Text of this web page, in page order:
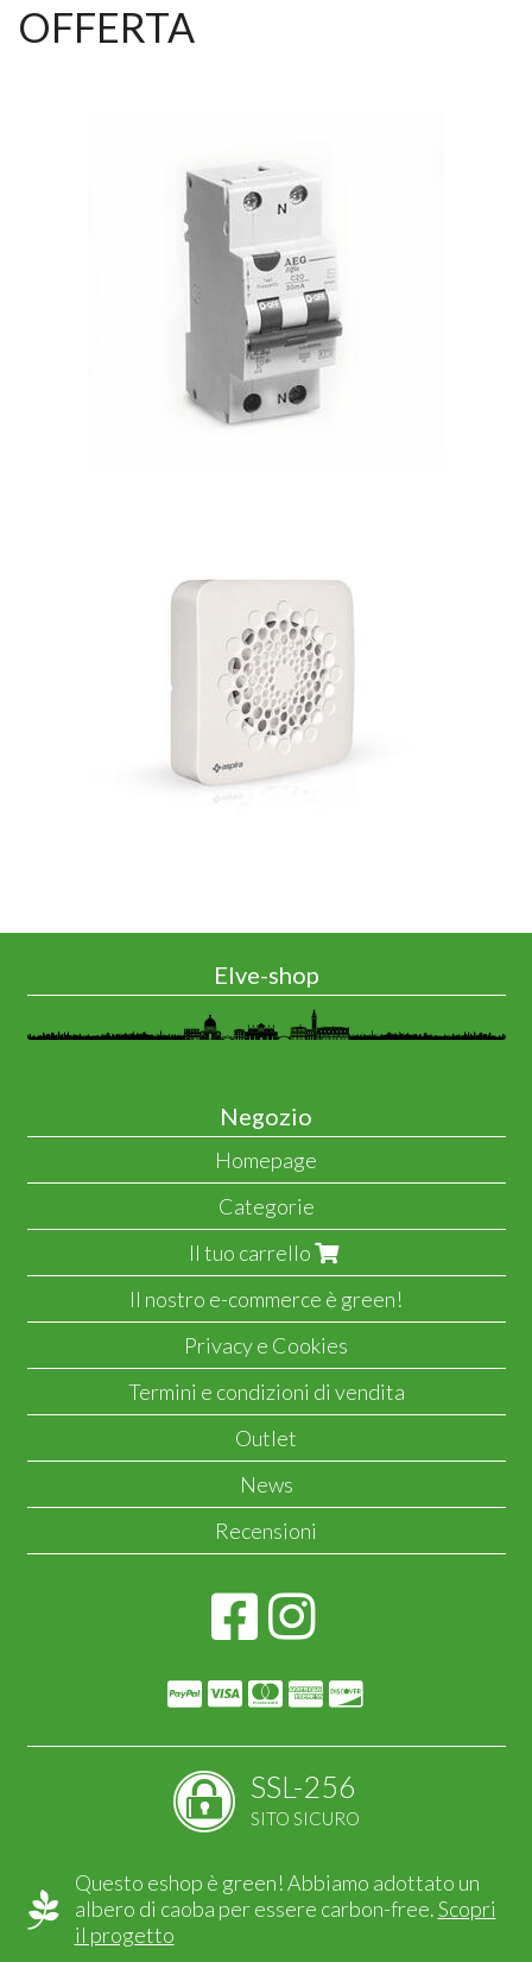
OFFERTA
Elve-shop
Negozio
Homepage
Categorie
Il tuo carrello
Il nostro e-commerce è green!
Privacy e Cookies
Termini e condizioni di vendita
Outlet
News
Recensioni
SSL-256
SITO SICURO
Questo eshop è green! Abbiamo adottato un
albero di caoba per essere carbon-free.Scopri
il progetto